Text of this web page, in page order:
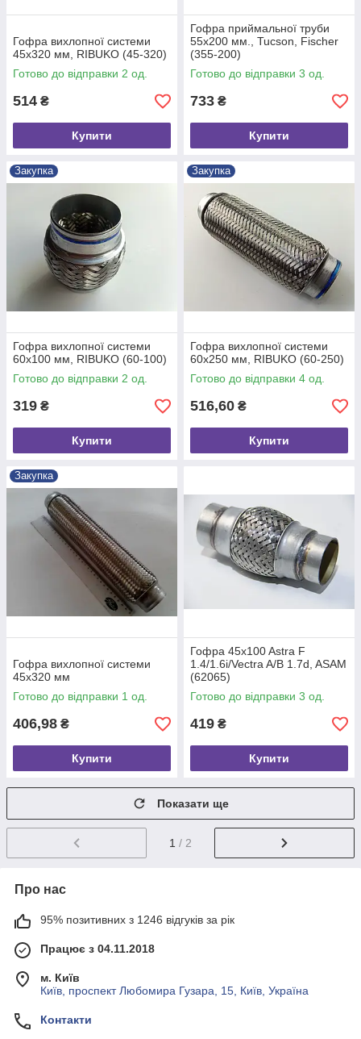
Гофра вихлопної системи
45х320 мм, RIBUKO (45-320)
Готово до відправки 2 од.
514 ₴
Купити
Гофра приймальної труби
55х200 мм., Tucson, Fischer
(355-200)
Готово до відправки 3 од.
733 ₴
Купити
Закупка
Гофра вихлопної системи
60х100 мм, RIBUKO (60-100)
Готово до відправки 2 од.
319 ₴
Купити
Закупка
Гофра вихлопної системи
60х250 мм, RIBUKO (60-250)
Готово до відправки 4 од.
516,60 ₴
Купити
Закупка
Гофра вихлопної системи
45х320 мм
Готово до відправки 1 од.
406,98 ₴
Купити
Гофра 45x100 Astra F
1.4/1.6i/Vectra A/B 1.7d, ASAM
(62065)
Готово до відправки 3 од.
419 ₴
Купити
Показати ще
1 / 2
Про нас
95% позитивних з 1246 відгуків за рік
Працює з 04.11.2018
м. Київ
Київ, проспект Любомира Гузара, 15, Київ, Україна
Контакти